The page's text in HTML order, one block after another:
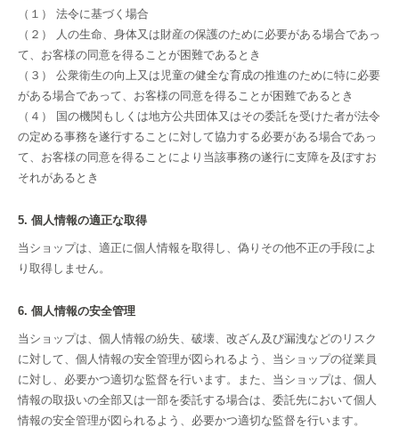
（１） 法令に基づく場合
（２） 人の生命、身体又は財産の保護のために必要がある場合であっ
て、お客様の同意を得ることが困難であるとき
（３） 公衆衛生の向上又は児童の健全な育成の推進のために特に必要
がある場合であって、お客様の同意を得ることが困難であるとき
（４） 国の機関もしくは地方公共団体又はその委託を受けた者が法令
の定める事務を遂行することに対して協力する必要がある場合であっ
て、お客様の同意を得ることにより当該事務の遂行に支障を及ぼすお
それがあるとき
5. 個人情報の適正な取得
当ショップは、適正に個人情報を取得し、偽りその他不正の手段によ
り取得しません。
6. 個人情報の安全管理
当ショップは、個人情報の紛失、破壊、改ざん及び漏洩などのリスク
に対して、個人情報の安全管理が図られるよう、当ショップの従業員
に対し、必要かつ適切な監督を行います。また、当ショップは、個人
情報の取扱いの全部又は一部を委託する場合は、委託先において個人
情報の安全管理が図られるよう、必要かつ適切な監督を行います。